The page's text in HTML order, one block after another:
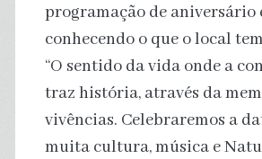
programação de aniversário
conhecendo o que o local
“O sentido da vida onde a
traz história, através da
vivências. Celebraremos a
muita cultura, música e